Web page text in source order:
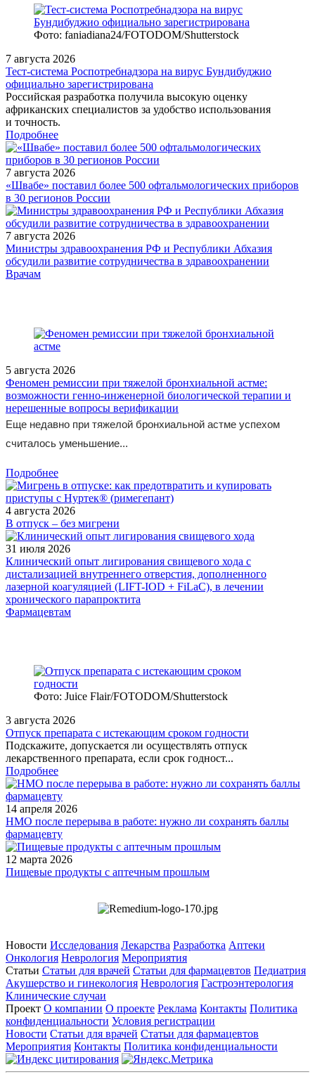
Фото: faniadiana24/FOTODOM/Shutterstock
7 августа 2026
Тест‑система Роспотребнадзора на вирус Бундибуджио
официально зарегистрирована
Российская разработка получила высокую оценку
африканских специалистов за удобство использования
и точность.
Подробнее
7 августа 2026
«Швабе» поставил более 500 офтальмологических приборов
в 30 регионов России
7 августа 2026
Министры здравоохранения РФ и Республики Абхазия
обсудили развитие сотрудничества в здравоохранении
/doctor/pulmonology/karbotsisteina-lizinovaya-sol-v-lechenii-
Врачам
5 августа 2026
Феномен ремиссии при тяжелой бронхиальной астме:
возможности генно-инженерной биологической терапии и
нерешенные вопросы верификации
Еще недавно при тяжелой бронхиальной астме успехом
считалось уменьшение...
Подробнее
4 августа 2026
В отпуск – без мигрени
31 июля 2026
Клинический опыт лигирования свищевого хода с
дистализацией внутреннего отверстия, дополненного
лазерной коагуляцией (LIFT-IOD + FiLaC), в лечении
хронического парапроктита
Фармацевтам
Фото: Juice Flair/FOTODOM/Shutterstoсk
3 августа 2026
Отпуск препарата с истекающим сроком годности
Подскажите, допускается ли осуществлять отпуск
лекарственного препарата, если срок годност...
Подробнее
14 апреля 2026
НМО после перерыва в работе: нужно ли сохранять баллы
фармацевту
12 марта 2026
Пищевые продукты с аптечным прошлым
Новости Исследования Лекарства Разработка Аптеки
Онкология Неврология Мероприятия
Статьи Статьи для врачей Статьи для фармацевтов Педиатрия
Акушерство и гинекология Неврология Гастроэнтерология
Клинические случаи
Проект О компании О проекте Реклама Контакты Политика
конфиденциальности Условия регистрации
Новости Статьи для врачей Статьи для фармацевтов
Мероприятия Контакты Политика конфиденциальности